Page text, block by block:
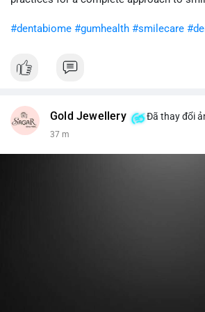
#dentabiome #gumhealth #smilecare
Gold Jewellery Đã thay đổi
37 m